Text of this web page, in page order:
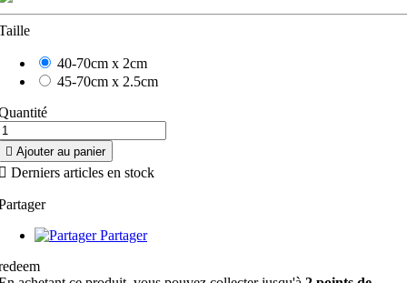
40-70cm x 2cm
45-70cm x 2.5cm
 Ajouter au panier
Derniers articles en stock
Partager